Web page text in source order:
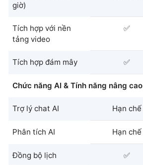
giờ)
Tích hợp với nền
tảng video
✅
Tích hợp đám mây ✅
Chức năng AI & Tính năng nâng cao
Trợ lý chat AI Hạn chế
Phân tích AI Hạn chế
Đồng bộ lịch ✅